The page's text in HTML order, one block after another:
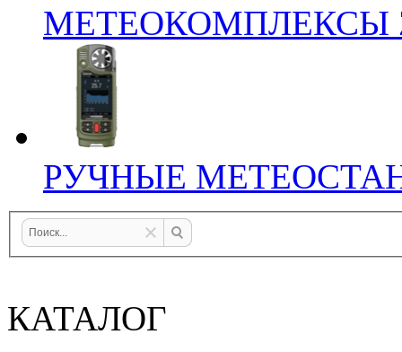
МЕТЕОКОМПЛЕКСЫ
РУЧНЫЕ
КАТАЛОГ